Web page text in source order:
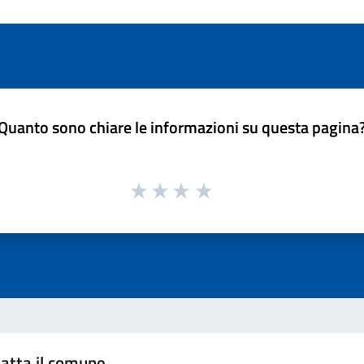
sono chiare le informazioni su questa